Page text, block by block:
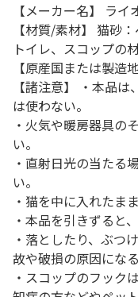
【メーカー名】 ラ
【材質/素材】 猫砂
トイレ、スコップの
【原産国または製造
【諸注意】 ・本品
は使わない。
・火気や暖房器具の
い。
・直射日光の当たる
い。
・猫を中に入れたま
・本品を引きずると
・落としたり、ぶつ
故や破損の原因にな
・スコップのフック